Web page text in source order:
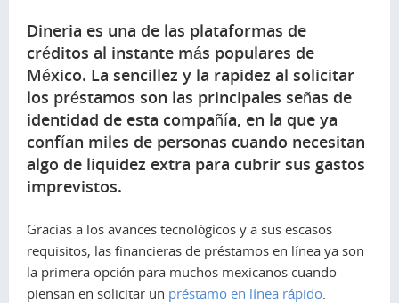
Dineria es una de las plataformas de
créditos al instante más populares de
México. La sencillez y la rapidez al solicitar
los préstamos son las principales señas de
identidad de esta compañía, en la que ya
confían miles de personas cuando necesitan
algo de liquidez extra para cubrir sus gastos
imprevistos.
Gracias a los avances tecnológicos y a sus escasos
requisitos, las financieras de préstamos en línea ya son
la primera opción para muchos mexicanos cuando
piensan en solicitar un préstamo en línea rápido